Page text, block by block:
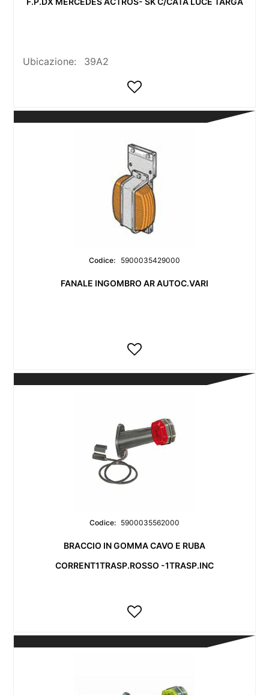
Ubicazione: 39A2
Codice: 5900035429000
FANALE INGOMBRO AR AUTOC.VARI
Codice: 5900035562000
BRACCIO IN GOMMA CAVO E RUBA
CORRENT1TRASP.ROSSO -1TRASP.INC